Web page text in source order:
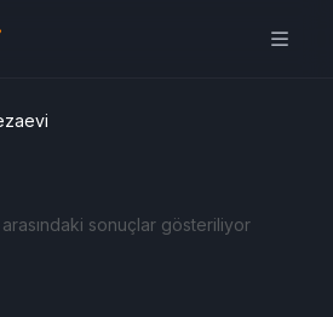
arasındaki sonuçlar gösteriliyor